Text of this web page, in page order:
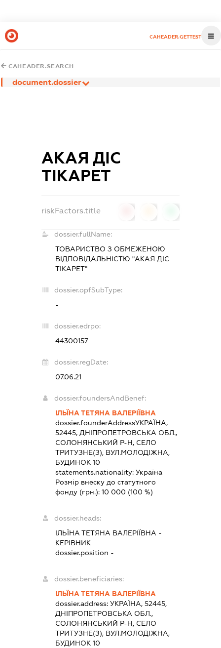
CAHEADER.GETTEST
CAHEADER.SEARCH
document.dossier
АКАЯ ДІС
ТІКАРЕТ
riskFactors.title
dossier.fullName:
ТОВАРИСТВО З ОБМЕЖЕНОЮ
ВІДПОВІДАЛЬНІСТЮ "АКАЯ ДІС
ТІКАРЕТ"
dossier.opfSubType:
-
dossier.edrpo:
44300157
dossier.regDate:
07.06.21
dossier.foundersAndBenef:
ІЛЬЇНА ТЕТЯНА ВАЛЕРІЇВНА
dossier.founderAddressУКРАЇНА,
52445, ДНІПРОПЕТРОВСЬКА ОБЛ.,
СОЛОНЯНСЬКИЙ Р-Н, СЕЛО
ТРИТУЗНЕ(З), ВУЛ.МОЛОДІЖНА,
БУДИНОК 10
statements.nationality:Україна
Розмір внеску до статутного
фонду (грн.):10 000 (100 %)
dossier.heads:
ІЛЬЇНА ТЕТЯНА ВАЛЕРІЇВНА -
КЕРІВНИК
dossier.position -
dossier.beneficiaries:
ІЛЬЇНА ТЕТЯНА ВАЛЕРІЇВНА
dossier.address:УКРАЇНА, 52445,
ДНІПРОПЕТРОВСЬКА ОБЛ.,
СОЛОНЯНСЬКИЙ Р-Н, СЕЛО
ТРИТУЗНЕ(З), ВУЛ.МОЛОДІЖНА,
БУДИНОК 10